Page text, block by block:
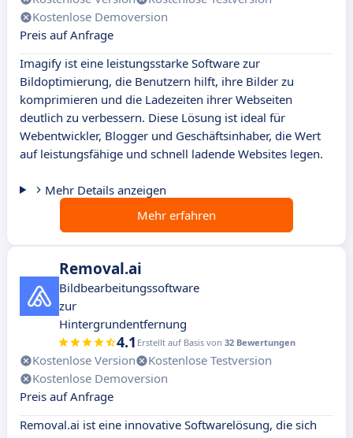
Kostenlose Demoversion
Preis auf Anfrage
Imagify ist eine leistungsstarke Software zur
Bildoptimierung, die Benutzern hilft, ihre Bilder zu
komprimieren und die Ladezeiten ihrer Webseiten
deutlich zu verbessern. Diese Lösung ist ideal für
Webentwickler, Blogger und Geschäftsinhaber, die Wert
auf leistungsfähige und schnell ladende Websites legen.
Mehr Details anzeigen
Mehr erfahren
Removal.ai
Bildbearbeitungssoftware
zur
Hintergrundentfernung
4.1 Erstellt auf Basis von 32 Bewertungen
Kostenlose Version
Kostenlose Testversion
Kostenlose Demoversion
Preis auf Anfrage
Removal.ai ist eine innovative Softwarelösung, die sich